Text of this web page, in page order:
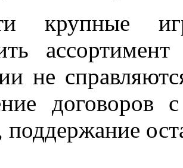
крупные
не
договоров
поддержание